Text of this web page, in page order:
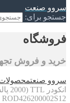
سروو صنعت
جستجو برای:
فروشگاه
خرید و فروش
سروو صنعت
انکودر TTL (2000 پالس)
ROD426200002S12